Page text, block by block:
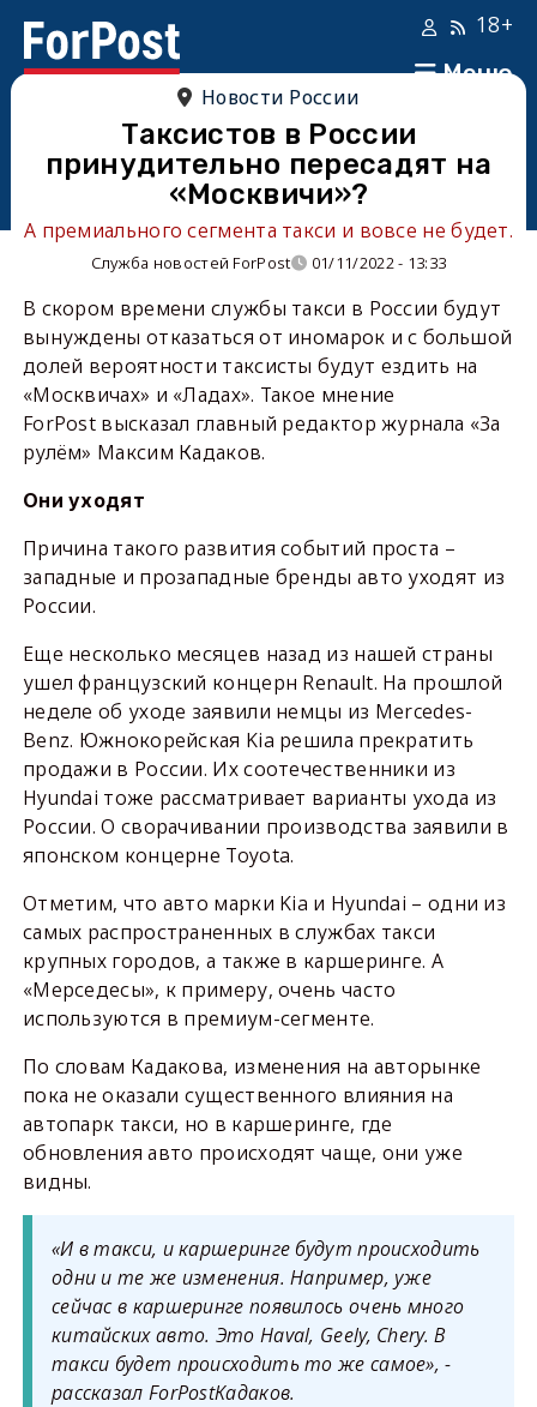
Меню
18+
Новости России
Таксистов в России
принудительно пересадят на
«Москвичи»?
А премиального сегмента такси и вовсе не будет.
Служба новостей ForPost 01/11/2022 - 13:33
В скором времени службы такси в России будут
вынуждены отказаться от иномарок и с большой
долей вероятности таксисты будут ездить на
«Москвичах» и «Ладах». Такое мнение
ForPost высказал главный редактор журнала «За
рулём» Максим Кадаков.
Они уходят
Причина такого развития событий проста –
западные и прозападные бренды авто уходят из
России.
Еще несколько месяцев назад из нашей страны
ушел французский концерн Renault. На прошлой
неделе об уходе заявили немцы из Mercedes-
Benz. Южнокорейская Kia решила прекратить
продажи в России. Их соотечественники из
Hyundai тоже рассматривает варианты ухода из
России. О сворачивании производства заявили в
японском концерне Toyota.
Отметим, что авто марки Kia и Hyundai – одни из
самых распространенных в службах такси
крупных городов, а также в каршеринге. А
«Мерседесы», к примеру, очень часто
используются в премиум-сегменте.
По словам Кадакова, изменения на авторынке
пока не оказали существенного влияния на
автопарк такси, но в каршеринге, где
обновления авто происходят чаще, они уже
видны.
«И в такси, икаршеринге будут происходить
одни и те же изменения. Например, уже
сейчас в каршеринге появилось очень много
китайских авто. Это Haval, Geely, Chery.В
такси будет происходить то же самое», -
рассказал ForPostКадаков.